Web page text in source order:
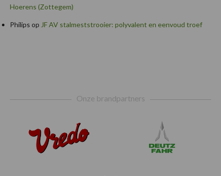
Hoerens (Zottegem)
Philips op JF AV stalmeststrooier: polyvalent en eenvoud troef
Onze brandpartners